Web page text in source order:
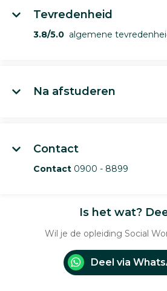
Tevredenheid
3.8/5.0 algemene
Na afstuderen
Contact
Contact 0900 - 8899
Is het wat?
Wil je de opleiding Social
Deel via